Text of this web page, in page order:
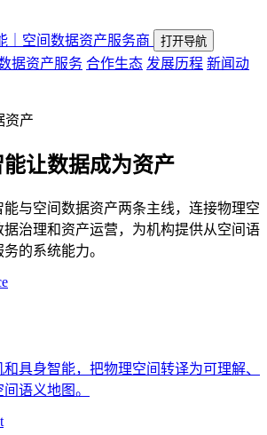
｜空间数据资产服务商
打开导航
据资产服务 合作生态 发展历程 新闻动
资产
能让数据成为资产
与空间数据资产两条主线，连接物理空
治理和资产运营，为机构提供从空间语
的系统能力。
具身智能，把物理空间转译为可理解、
语义地图。